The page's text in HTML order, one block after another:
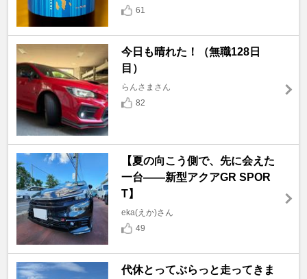
61
今日も晴れた！（無職128日
目）
らんさまさん
82
【夏の向こう側で、先に会えた
一台――新型アクアGR SPOR
T】
eka(えか)さん
49
代休とってぶらっと走ってきま